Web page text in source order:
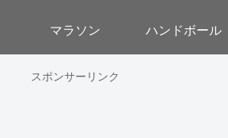
マラソン ハンドボール
スポンサーリンク